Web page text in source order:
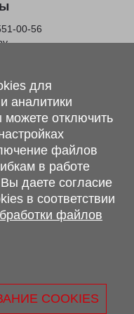
00-56
ул. Мира, 20А,
В, 224701
на сайте
технических
также стоимости и
характер и
п.2 ст.407
cookie.
для
аналитики
можете отключить
файлов
в работе
даете согласие
в соответствии
файлов
COOKIES